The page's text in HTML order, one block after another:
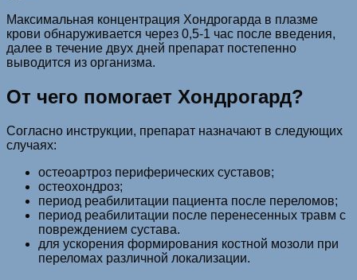
Максимальная концентрация Хондрогарда в плазме
крови обнаруживается через 0,5-1 час после введения,
далее в течение двух дней препарат постепенно
выводится из организма.
От чего помогает Хондрогард?
Согласно инструкции, препарат назначают в следующих
случаях:
остеоартроз периферических суставов;
остеохондроз;
период реабилитации пациента после переломов;
период реабилитации после перенесенных травм с
повреждением сустава.
для ускорения формирования костной мозоли при
переломах различной локализации.